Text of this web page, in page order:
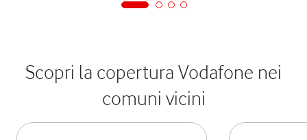
Scopri la copertura Vodafone nei
comuni vicini